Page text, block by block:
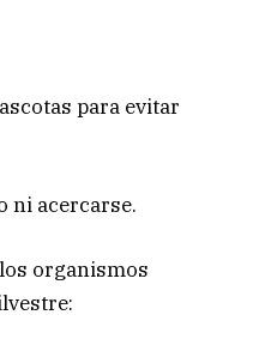
para evitar
ni acercarse.
organismos